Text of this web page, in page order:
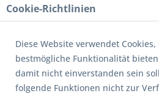
Cookie-Richtlinien
Diese Website verwendet
bestmögliche Funktionalität
damit nicht einverstanden sein
folgende Funktionen nicht zur